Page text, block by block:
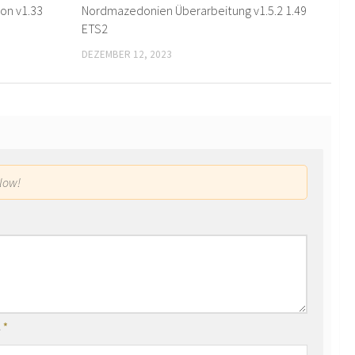
v1.33
Nordmazedonien Überarbeitung v1.5.2 1.49
ETS2
DEZEMBER 12, 2023
*